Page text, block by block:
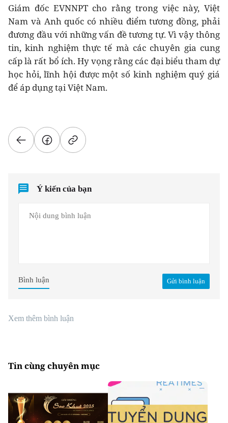
Giám đốc EVNNPT cho rằng trong việc này, Việt
Nam và Anh quốc có nhiều điểm tương đồng, phải
đương đầu với những vấn đề tương tự. Vì vậy thông
tin, kinh nghiệm thực tế mà các chuyên gia cung
cấp là rất bổ ích. Hy vọng rằng các đại biểu tham dự
học hỏi, lĩnh hội được một số kinh nghiệm quý giá
để áp dụng tại Việt Nam.
Ý kiến của bạn
Gửi bình luận
Bình luận
Xem thêm bình luận
Tin cùng chuyên mục